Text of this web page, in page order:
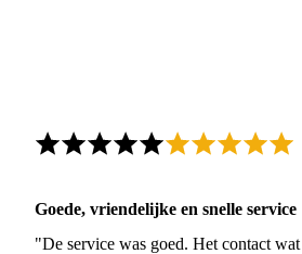
Goede, vriendelijke en snelle service
"De service was goed. Het contact